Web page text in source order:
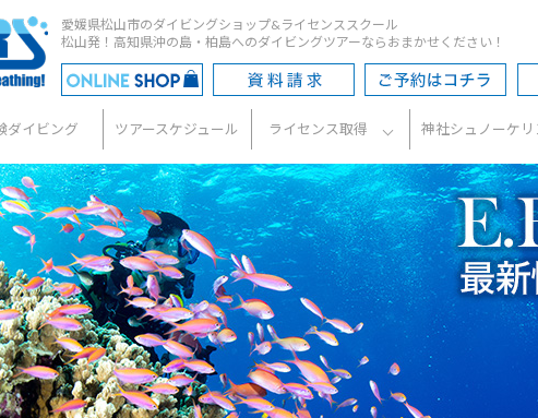
愛媛県松山市のダイビングショップ&ライセンススクール
松山発！高知県沖の島・柏島へのダイビングツアーならおまかせください！
ダイビング ツアースケジュール ライセンス取得 神社シュノーケ